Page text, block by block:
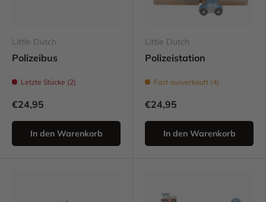
Little Dutch
Polizeibus
Letzte Stücke (2)
€24,95
In den Warenkorb
Little Dutch
Polizeistation
Fast ausverkauft (4)
€24,95
In den Warenkorb